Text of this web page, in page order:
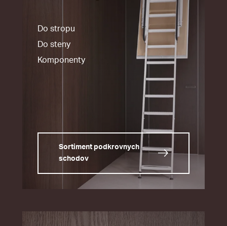
Do stropu
Do steny
Komponenty
Sortiment podkrovnych
schodov